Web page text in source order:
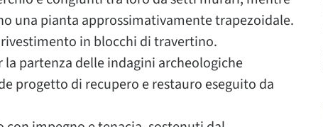
una pianta approssimativamente trapezoidale.
in blocchi di travertino.
la partenza delle indagini archeologiche
progetto di recupero e restauro eseguito da